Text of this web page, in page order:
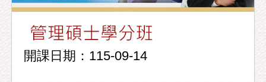
開課日期：115-09-14